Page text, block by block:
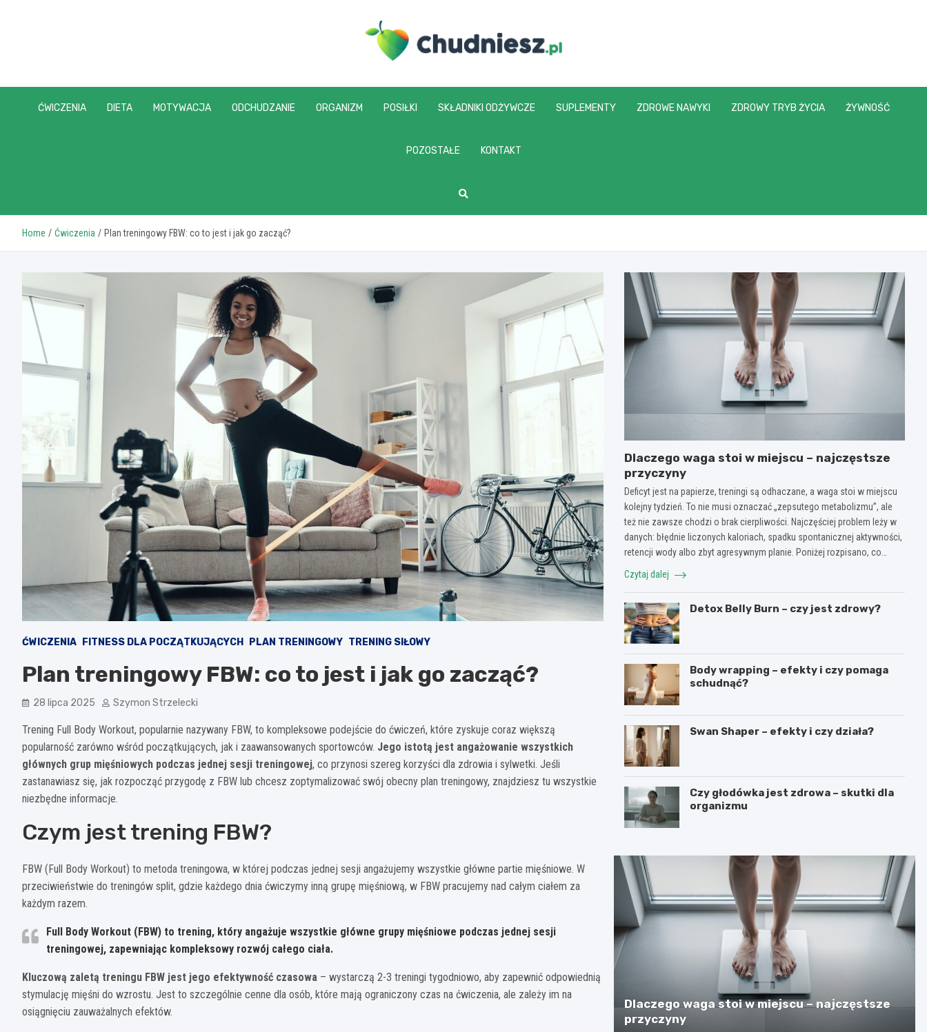
chudniesz.pl
ĆWICZENIA DIETA MOTYWACJA ODCHUDZANIE ORGANIZM POSIŁKI SKŁADNIKI ODŻYWCZE SUPLEMENTY ZDROWE NAWYKI ZDROWY TRYB ŻYCIA ŻYWNOŚĆ
POZOSTAŁE KONTAKT
Home Ćwiczenia Plan treningowy FBW: co to jest i jak go zacząć?
ĆWICZENIA FITNESS DLA POCZĄTKUJĄCYCH PLAN TRENINGOWY TRENING SIŁOWY
Plan treningowy FBW: co to jest i jak go zacząć?
28 lipca 2025 Szymon Strzelecki
Trening Full Body Workout, popularnie nazywany FBW, to kompleksowe podejście do ćwiczeń, które zyskuje coraz większą
popularność zarówno wśród początkujących, jak i zaawansowanych sportowców. Jego istotą jest angażowanie wszystkich
głównych grup mięśniowych podczas jednej sesji treningowej, co przynosi szereg korzyści dla zdrowia i sylwetki. Jeśli
zastanawiasz się, jak rozpocząć przygodę z FBW lub chcesz zoptymalizować swój obecny plan treningowy, znajdziesz tu wszystkie
niezbędne informacje.
Czym jest trening FBW?
FBW (Full Body Workout) to metoda treningowa, w której podczas jednej sesji angażujemy wszystkie główne partie mięśniowe. W
przeciwieństwie do treningów split, gdzie każdego dnia ćwiczymy inną grupę mięśniową, w FBW pracujemy nad całym ciałem za
każdym razem.
Full Body Workout (FBW) to trening, który angażuje wszystkie główne grupy mięśniowe podczas jednej sesji
treningowej, zapewniając kompleksowy rozwój całego ciała.
Kluczową zaletą treningu FBW jest jego efektywność czasowa – wystarczą 2-3 treningi tygodniowo, aby zapewnić odpowiednią
stymulację mięśni do wzrostu. Jest to szczególnie cenne dla osób, które mają ograniczony czas na ćwiczenia, ale zależy im na
osiągnięciu zauważalnych efektów.
Dlaczego waga stoi w miejscu – najczęstsze
przyczyny
Deficyt jest na papierze, treningi są odhaczane, a waga stoi w miejscu
kolejny tydzień. To nie musi oznaczać „zepsutego metabolizmu”, ale
też nie zawsze chodzi o brak cierpliwości. Najczęściej problem leży w
danych: błędnie liczonych kaloriach, spadku spontanicznej aktywności,
retencji wody albo zbyt agresywnym planie. Poniżej rozpisano, co…
Czytaj dalej
Detox Belly Burn – czy jest zdrowy?
Body wrapping – efekty i czy pomaga
schudnąć?
Swan Shaper – efekty i czy działa?
Czy głodówka jest zdrowa – skutki dla
organizmu
Dlaczego waga stoi w miejscu – najczęstsze
przyczyny